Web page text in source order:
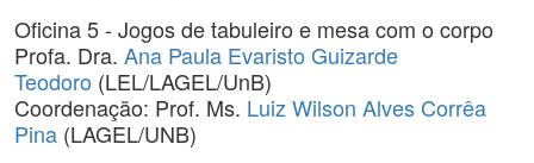
Oficina 5 - Jogos de tabuleiro e mesa com o corpo
Profa. Dra. Ana Paula Evaristo Guizarde
Teodoro (LEL/LAGEL/UnB)
Coordenação: Prof. Ms. Luiz Wilson Alves Corrêa
Pina (LAGEL/UNB)